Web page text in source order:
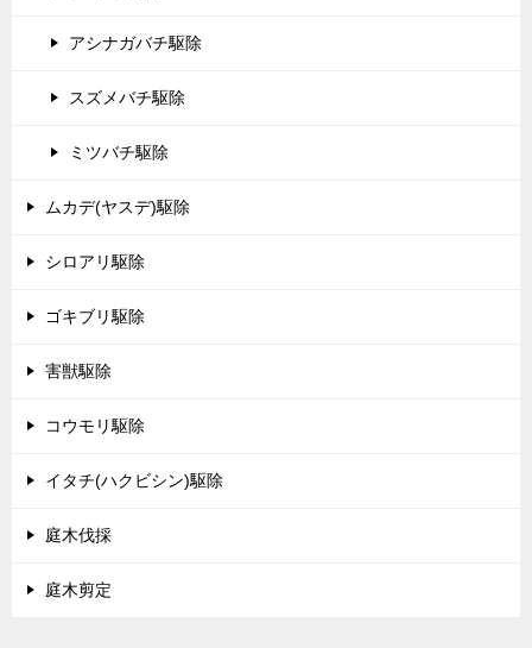
アシナガバチ駆除
スズメバチ駆除
ミツバチ駆除
ムカデ(ヤスデ)駆除
シロアリ駆除
ゴキブリ駆除
害獣駆除
コウモリ駆除
イタチ(ハクビシン)駆除
庭木伐採
庭木剪定